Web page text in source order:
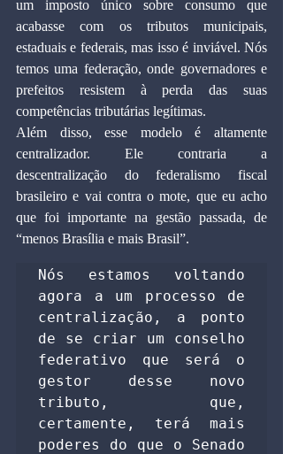
um imposto único sobre consumo que
acabasse com os tributos municipais,
estaduais e federais, mas isso é inviável. Nós
temos uma federação, onde governadores e
prefeitos resistem à perda das suas
competências tributárias legítimas.
Além disso, esse modelo é altamente
centralizador. Ele contraria a
descentralização do federalismo fiscal
brasileiro e vai contra o mote, que eu acho
que foi importante na gestão passada, de
“menos Brasília e mais Brasil”.
Nós estamos voltando
agora a um processo de
centralização, a ponto
de se criar um conselho
federativo que será o
gestor desse novo
tributo, que,
certamente, terá mais
poderes do que o Senado